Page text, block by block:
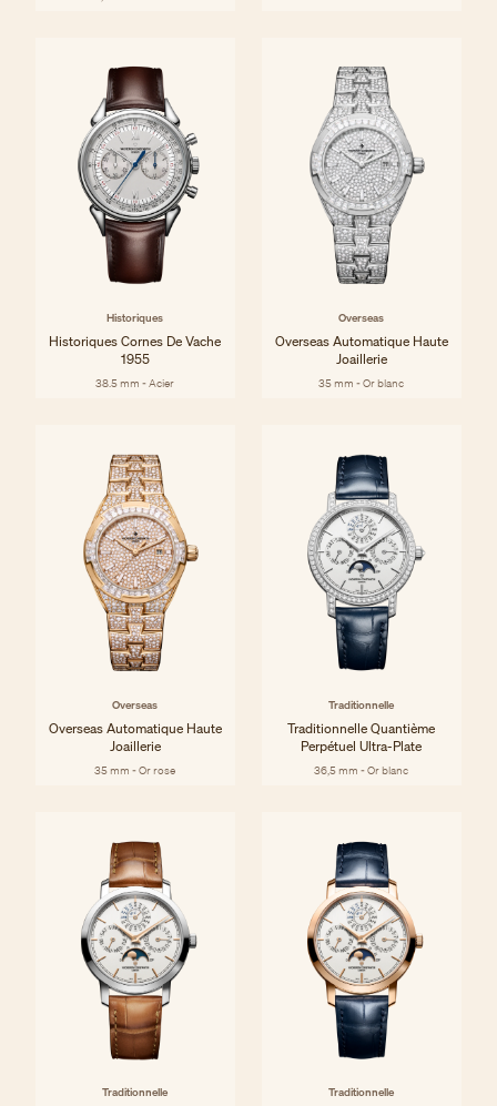
Historiques
Historiques Cornes De Vache
1955
38.5 mm - Acier
Overseas
Overseas Automatique Haute
Joaillerie
35 mm - Or blanc
Overseas
Overseas Automatique Haute
Joaillerie
35 mm - Or rose
Traditionnelle
Traditionnelle Quantième
Perpétuel Ultra-Plate
36,5 mm - Or blanc
Traditionnelle Traditionnelle